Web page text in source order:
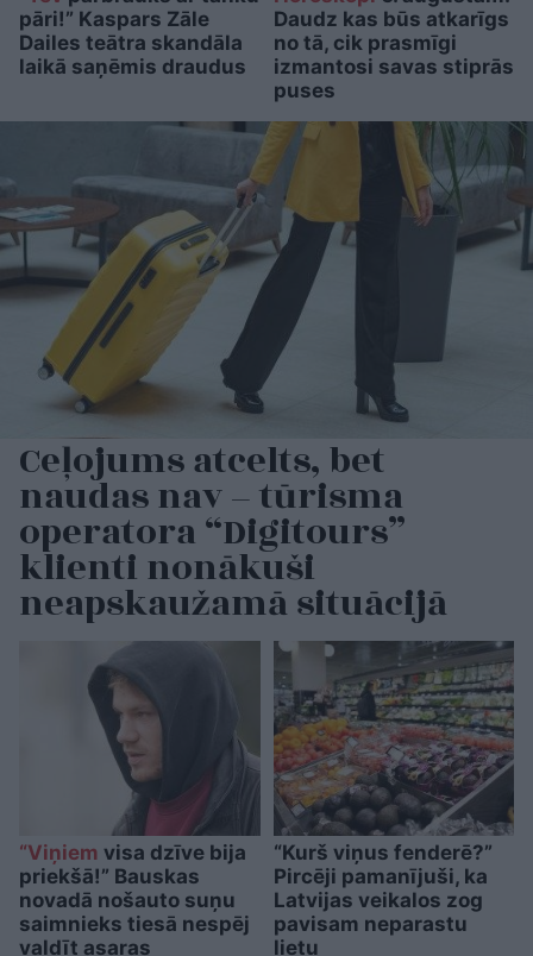
pāri!” Kaspars Zāle
Dailes teātra skandāla
laikā saņēmis draudus
Daudz kas būs atkarīgs
no tā, cik prasmīgi
izmantosi savas stiprās
puses
Ceļojums atcelts, bet
naudas nav – tūrisma
operatora “Digitours”
klienti nonākuši
neapskaužamā situācijā
“Viņiem visa dzīve bija
priekšā!” Bauskas
novadā nošauto suņu
saimnieks tiesā nespēj
valdīt asaras
“Kurš viņus fenderē?”
Pircēji pamanījuši, ka
Latvijas veikalos zog
pavisam neparastu
lietu